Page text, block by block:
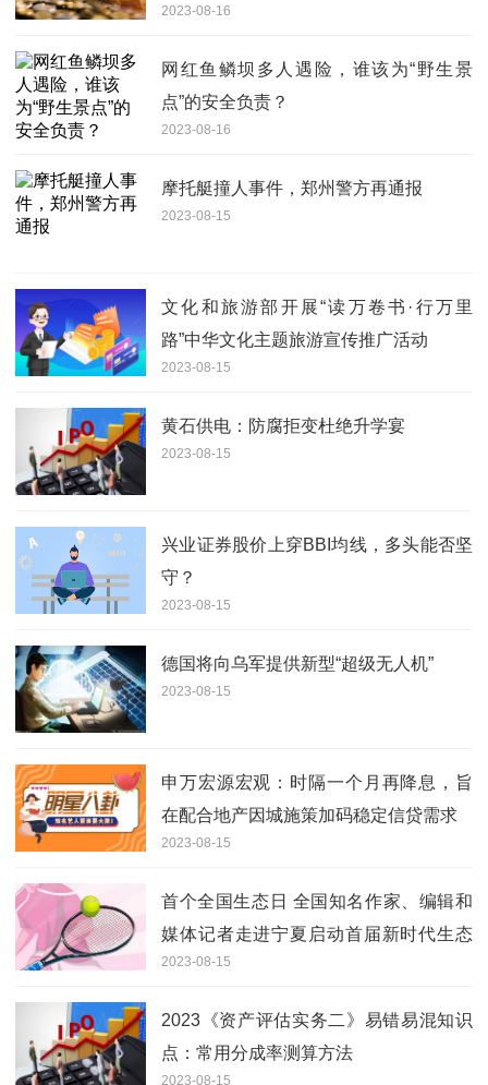
2023-08-16
网红鱼鳞坝多人遇险，谁该为“野生景
点”的安全负责？
2023-08-16
摩托艇撞人事件，郑州警方再通报
2023-08-15
文化和旅游部开展“读万卷书·行万里
路”中华文化主题旅游宣传推广活动
2023-08-15
黄石供电：防腐拒变杜绝升学宴
2023-08-15
兴业证券股价上穿BBI均线，多头能否坚
守？
2023-08-15
德国将向乌军提供新型“超级无人机”
2023-08-15
申万宏源宏观：时隔一个月再降息，旨
在配合地产因城施策加码稳定信贷需求
2023-08-15
首个全国生态日 全国知名作家、编辑和
媒体记者走进宁夏启动首届新时代生态
文学创作活动
2023-08-15
2023《资产评估实务二》易错易混知识
点：常用分成率测算方法
2023-08-15